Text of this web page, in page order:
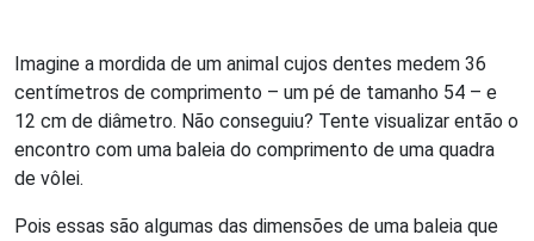
Imagine a mordida de um animal cujos dentes medem 36
centímetros de comprimento – um pé de tamanho 54 – e
12 cm de diâmetro. Não conseguiu? Tente visualizar então o
encontro com uma baleia do comprimento de uma quadra
de vôlei.
Pois essas são algumas das dimensões de uma baleia que